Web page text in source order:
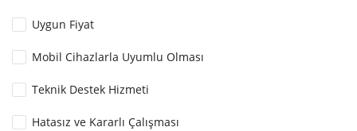
Uygun Fiyat
Mobil Cihazlarla Uyumlu Olması
Teknik Destek Hizmeti
Hatasız ve Kararlı Çalışması